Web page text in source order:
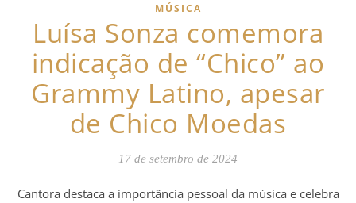
MÚSICA
Luísa Sonza comemora
indicação de “Chico” ao
Grammy Latino, apesar
de Chico Moedas
17 de setembro de 2024
Cantora destaca a importância pessoal da música e celebra